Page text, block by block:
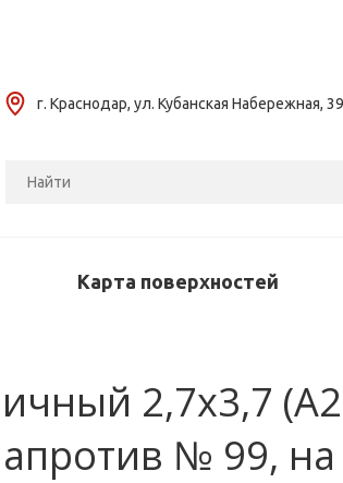
г. Краснодар, ул. Кубанская Набережная, 39
Карта поверхностей
2,7х3,7
№ 99, на